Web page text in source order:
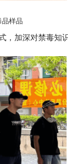
样品
加深对禁毒知